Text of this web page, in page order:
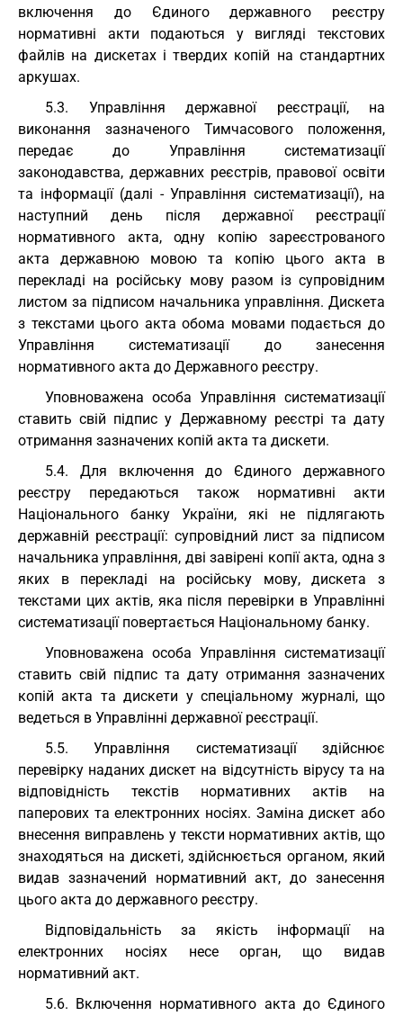
включення до Єдиного державного реєстру
нормативні акти подаються у вигляді текстових
файлів на дискетах і твердих копій на стандартних
аркушах.
5.3. Управління державної реєстрації, на
виконання зазначеного Тимчасового положення,
передає до Управління систематизації
законодавства, державних реєстрів, правової освіти
та інформації (далі - Управління систематизації), на
наступний день після державної реєстрації
нормативного акта, одну копію зареєстрованого
акта державною мовою та копію цього акта в
перекладі на російську мову разом із супровідним
листом за підписом начальника управління. Дискета
з текстами цього акта обома мовами подається до
Управління систематизації до занесення
нормативного акта до Державного реєстру.
Уповноважена особа Управління систематизації
ставить свій підпис у Державному реєстрі та дату
отримання зазначених копій акта та дискети.
5.4. Для включення до Єдиного державного
реєстру передаються також нормативні акти
Національного банку України, які не підлягають
державній реєстрації: супровідний лист за підписом
начальника управління, дві завірені копії акта, одна з
яких в перекладі на російську мову, дискета з
текстами цих актів, яка після перевірки в Управлінні
систематизації повертається Національному банку.
Уповноважена особа Управління систематизації
ставить свій підпис та дату отримання зазначених
копій акта та дискети у спеціальному журналі, що
ведеться в Управлінні державної реєстрації.
5.5. Управління систематизації здійснює
перевірку наданих дискет на відсутність вірусу та на
відповідність текстів нормативних актів на
паперових та електронних носіях. Заміна дискет або
внесення виправлень у тексти нормативних актів, що
знаходяться на дискеті, здійснюється органом, який
видав зазначений нормативний акт, до занесення
цього акта до державного реєстру.
Відповідальність за якість інформації на
електронних носіях несе орган, що видав
нормативний акт.
5.6. Включення нормативного акта до Єдиного